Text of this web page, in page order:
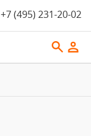
+7 (495) 231-20-02